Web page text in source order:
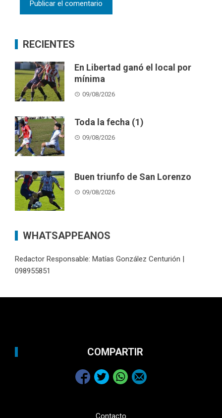
RECIENTES
En Libertad ganó el local por
mínima
09/08/2026
Toda la fecha (1)
09/08/2026
Buen triunfo de San Lorenzo
09/08/2026
WHATSAPPEANOS
Redactor Responsable: Matías González Centurión |
098955851
COMPARTIR
Contacto